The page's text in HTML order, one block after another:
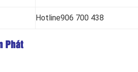
Hotline906 700 438
Phát